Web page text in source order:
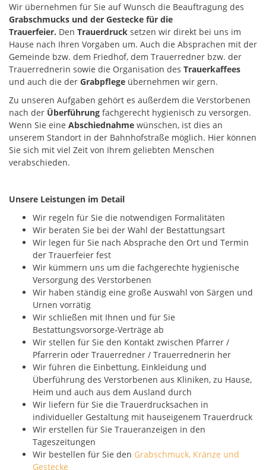
Wir übernehmen für Sie auf Wunsch die Beauftragung des
Grabschmucks und der Gestecke für die
Trauerfeier. Den Trauerdruck setzen wir direkt bei uns im
Hause nach Ihren Vorgaben um. Auch die Absprachen mit der
Gemeinde bzw. dem Friedhof, dem Trauerredner bzw. der
Trauerrednerin sowie die Organisation des Trauerkaffees
und auch die der Grabpflege übernehmen wir gern.
Zu unseren Aufgaben gehört es außerdem die Verstorbenen
nach der Überführung fachgerecht hygienisch zu versorgen.
Wenn Sie eine Abschiednahme wünschen, ist dies an
unserem Standort in der Bahnhofstraße möglich. Hier können
Sie sich mit viel Zeit von Ihrem geliebten Menschen
verabschieden.
Unsere Leistungen im Detail
Wir regeln für Sie die notwendigen Formalitäten
Wir beraten Sie bei der Wahl der Bestattungsart
Wir legen für Sie nach Absprache den Ort und Termin
der Trauerfeier fest
Wir kümmern uns um die fachgerechte hygienische
Versorgung des Verstorbenen
Wir haben ständig eine große Auswahl von Särgen und
Urnen vorrätig
Wir schließen mit Ihnen und für Sie
Bestattungsvorsorge-Verträge ab
Wir stellen für Sie den Kontakt zwischen Pfarrer /
Pfarrerin oder Trauerredner / Trauerrednerin her
Wir führen die Einbettung, Einkleidung und
Überführung des Verstorbenen aus Kliniken, zu Hause,
Heim und auch aus dem Ausland durch
Wir liefern für Sie die Trauerdrucksachen in
individueller Gestaltung mit hauseigenem Trauerdruck
Wir erstellen für Sie Traueranzeigen in den
Tageszeitungen
Wir bestellen für Sie den Grabschmuck, Kränze und
Gestecke